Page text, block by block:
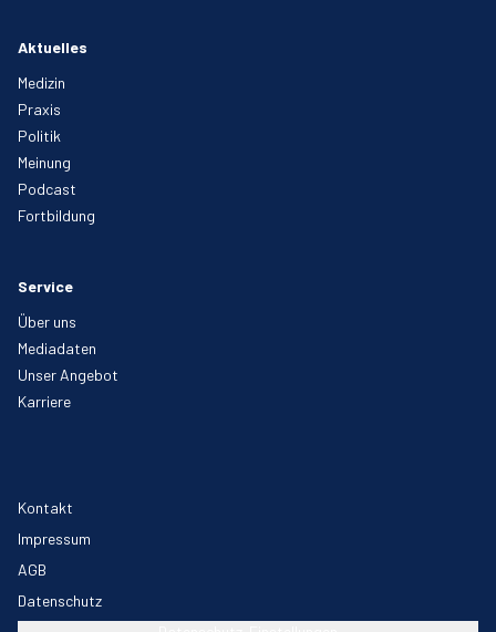
Aktuelles
Medizin
Praxis
Politik
Meinung
Podcast
Fortbildung
Service
Über uns
Mediadaten
Unser Angebot
Karriere
Kontakt
Impressum
AGB
Datenschutz